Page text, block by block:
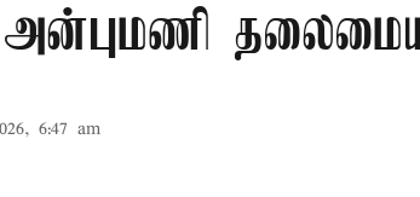
6:47 am